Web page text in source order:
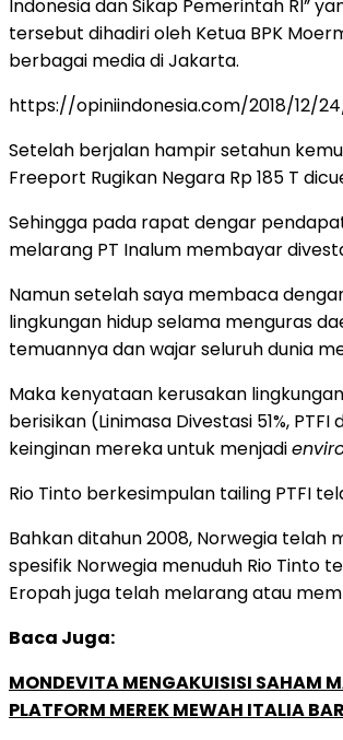
Indonesia dan Sikap Pemerintah RI”
tersebut dihadiri oleh Ketua BPK
berbagai media di Jakarta.
https://opiniindonesia.com/2018/
Setelah berjalan hampir setahun
Freeport Rugikan Negara Rp 185 T
Sehingga pada rapat dengar
melarang PT Inalum membayar
Namun setelah saya membaca
lingkungan hidup selama menguras
temuannya dan wajar seluruh dunia
Maka kenyataan kerusakan
berisikan (Linimasa Divestasi 51%,
keinginan mereka untuk menjadi
Rio Tinto berkesimpulan tailing PTFI
Bahkan ditahun 2008, Norwegia telah
spesifik Norwegia menuduh Rio Tinto
Eropah juga telah melarang atau
Baca Juga:
MONDEVITA MENGAKUISISI SAHAM
PLATFORM MEREK MEWAH ITALIA